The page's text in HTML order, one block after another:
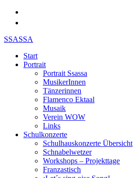
SSASSA
Start
Portrait
Portrait Ssassa
MusikerInnen
Tänzerinnen
Flamenco Ektaal
Musaik
Verein WOW
Links
Schulkonzerte
Schulhauskonzerte Übersicht
Schnabelwetzer
Workshops – Projekttage
Franzastisch